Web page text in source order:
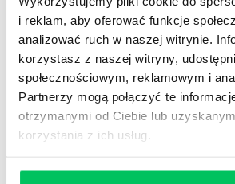
i reklam, aby oferować funkcje
analizować ruch w naszej witrynie.
korzystasz z naszej witryny,
społecznościowym, reklamowym i
Partnerzy mogą połączyć te
otrzymanymi od Ciebie lub
korzystania z ich usług.
Gamma Q&A
Odpowiedzi na często pojawiające
obszaru HR.